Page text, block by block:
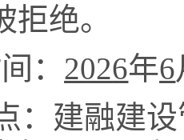
绝。
： 2026年6
： 建融建